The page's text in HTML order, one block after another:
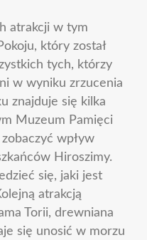
atrakcji w tym
który został
tych, którzy
w wyniku zrzucenia
znajduje się kilka
Muzeum Pamięci
wpływ
Hiroszimy.
się, jaki jest
atrakcją
Torii, drewniana
się unosić w morzu